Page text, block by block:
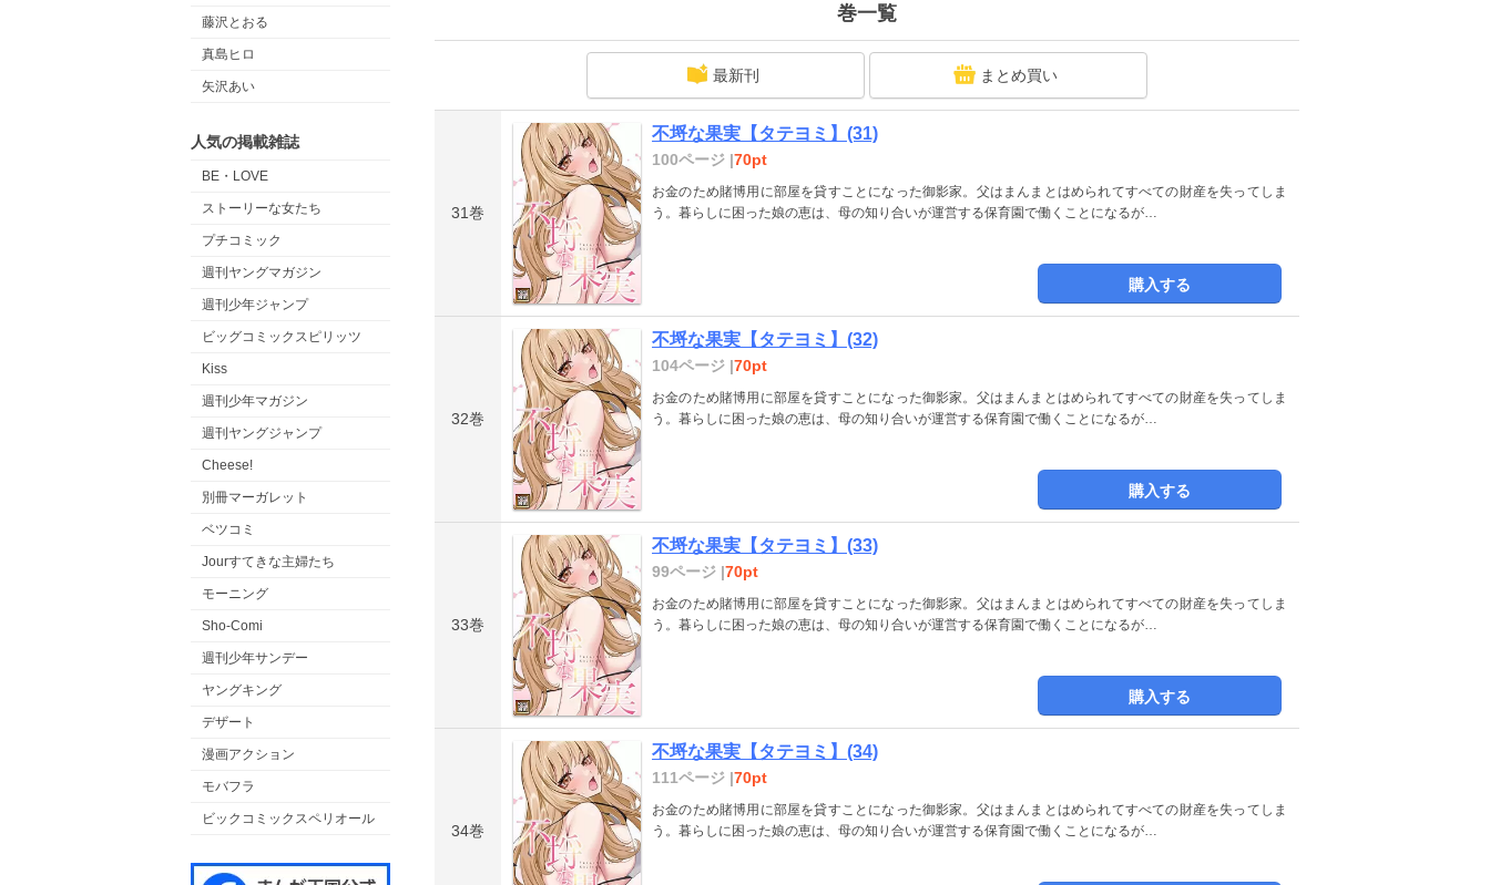
藤沢とおる
真島ヒロ
矢沢あい
人気の掲載雑誌
BE・LOVE
ストーリーな女たち
プチコミック
週刊ヤングマガジン
週刊少年ジャンプ
ビッグコミックスピリッツ
Kiss
週刊少年マガジン
週刊ヤングジャンプ
Cheese!
別冊マーガレット
ベツコミ
Jourすてきな主婦たち
モーニング
Sho-Comi
週刊少年サンデー
ヤングキング
デザート
漫画アクション
モバフラ
ビックコミックスペリオール
巻一覧
最新刊 まとめ買い
31巻
不埒な果実【タテヨミ】(31)
100ページ |70pt
お金のため賭博用に部屋を貸すことになった御影家。父はまんまとはめられてすべての財産を失ってしま
う。暮らしに困った娘の恵は、母の知り合いが運営する保育園で働くことになるが…
購入する
32巻
不埒な果実【タテヨミ】(32)
104ページ |70pt
お金のため賭博用に部屋を貸すことになった御影家。父はまんまとはめられてすべての財産を失ってしま
う。暮らしに困った娘の恵は、母の知り合いが運営する保育園で働くことになるが…
購入する
33巻
不埒な果実【タテヨミ】(33)
99ページ |70pt
お金のため賭博用に部屋を貸すことになった御影家。父はまんまとはめられてすべての財産を失ってしま
う。暮らしに困った娘の恵は、母の知り合いが運営する保育園で働くことになるが…
購入する
34巻
不埒な果実【タテヨミ】(34)
111ページ |70pt
お金のため賭博用に部屋を貸すことになった御影家。父はまんまとはめられてすべての財産を失ってしま
う。暮らしに困った娘の恵は、母の知り合いが運営する保育園で働くことになるが…